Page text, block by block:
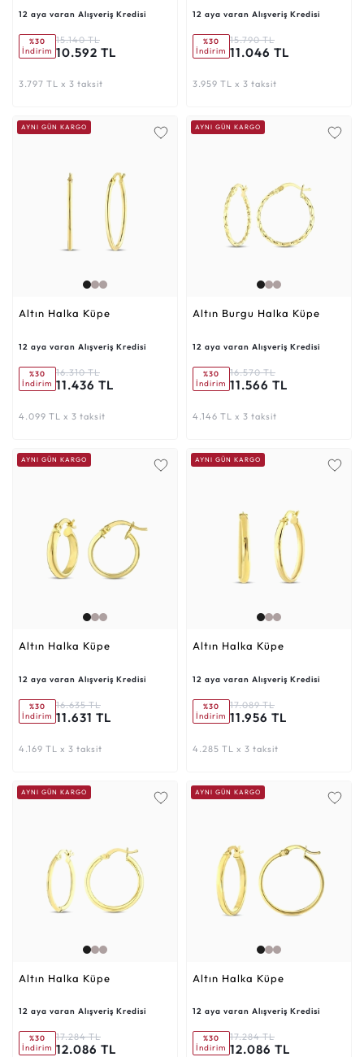
12 aya varan Alışveriş Kredisi
%30
İndirim
15.140 TL
10.592 TL
3.797 TL x 3 taksit
12 aya varan Alışveriş Kredisi
%30
İndirim
15.790 TL
11.046 TL
3.959 TL x 3 taksit
AYNI GÜN KARGO
Altın Halka Küpe
12 aya varan Alışveriş Kredisi
%30
İndirim
16.310 TL
11.436 TL
4.099 TL x 3 taksit
AYNI GÜN KARGO
Altın Burgu Halka Küpe
12 aya varan Alışveriş Kredisi
%30
İndirim
16.570 TL
11.566 TL
4.146 TL x 3 taksit
AYNI GÜN KARGO
Altın Halka Küpe
12 aya varan Alışveriş Kredisi
%30
İndirim
16.635 TL
11.631 TL
4.169 TL x 3 taksit
AYNI GÜN KARGO
Altın Halka Küpe
12 aya varan Alışveriş Kredisi
%30
İndirim
17.089 TL
11.956 TL
4.285 TL x 3 taksit
AYNI GÜN KARGO
Altın Halka Küpe
12 aya varan Alışveriş Kredisi
%30
İndirim
17.284 TL
12.086 TL
AYNI GÜN KARGO
Altın Halka Küpe
12 aya varan Alışveriş Kredisi
%30
İndirim
17.284 TL
12.086 TL